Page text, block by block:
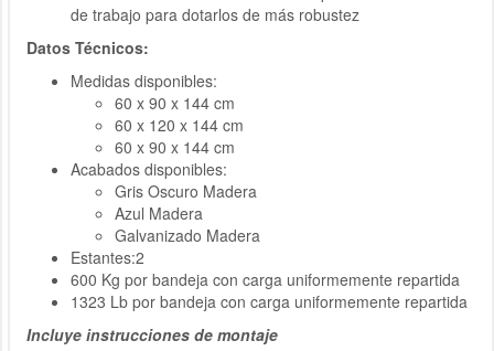
de trabajo para dotarlos de más robustez
Datos Técnicos:
Medidas disponibles:
60 x 90 x 144 cm
60 x 120 x 144 cm
60 x 90 x 144 cm
Acabados disponibles:
Gris Oscuro Madera
Azul Madera
Galvanizado Madera
Estantes:2
600 Kg por bandeja con carga uniformemente repartida
1323 Lb por bandeja con carga uniformemente repartida
Incluye instrucciones de montaje